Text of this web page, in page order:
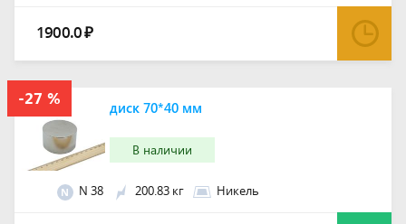
1900.0₽
В наличии
диск 70*40 мм
N N 38 200.83 кг Никель